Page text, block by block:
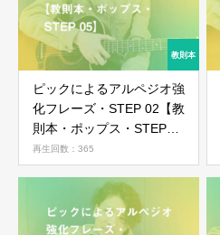
ピックによるアルペジオ強
化フレーズ・STEP 02【教
則本・ポップス・STEP
05】
再生回数：365